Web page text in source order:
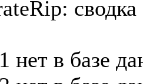
сводка
нет в базе